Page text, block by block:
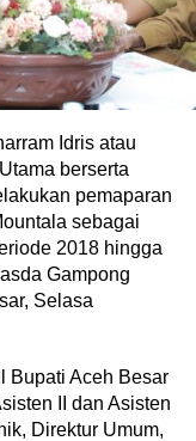
Idris atau
berserta
pemaparan
sebagai
2018 hingga
Gampong
Selasa
Bupati Aceh Besar
II dan Asisten
Direktur Umum,